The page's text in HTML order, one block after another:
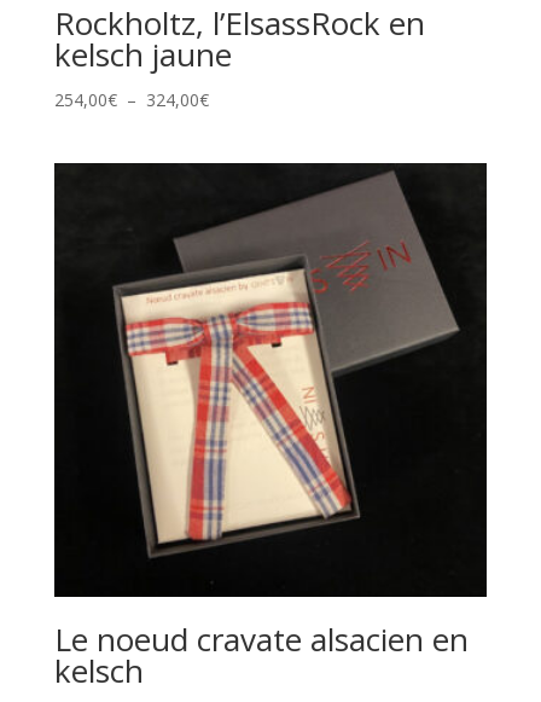
Rockholtz, l’ElsassRock en
kelsch jaune
254,00€ – 324,00€Plage
324,00€
Le noeud cravate alsacien en
kelsch